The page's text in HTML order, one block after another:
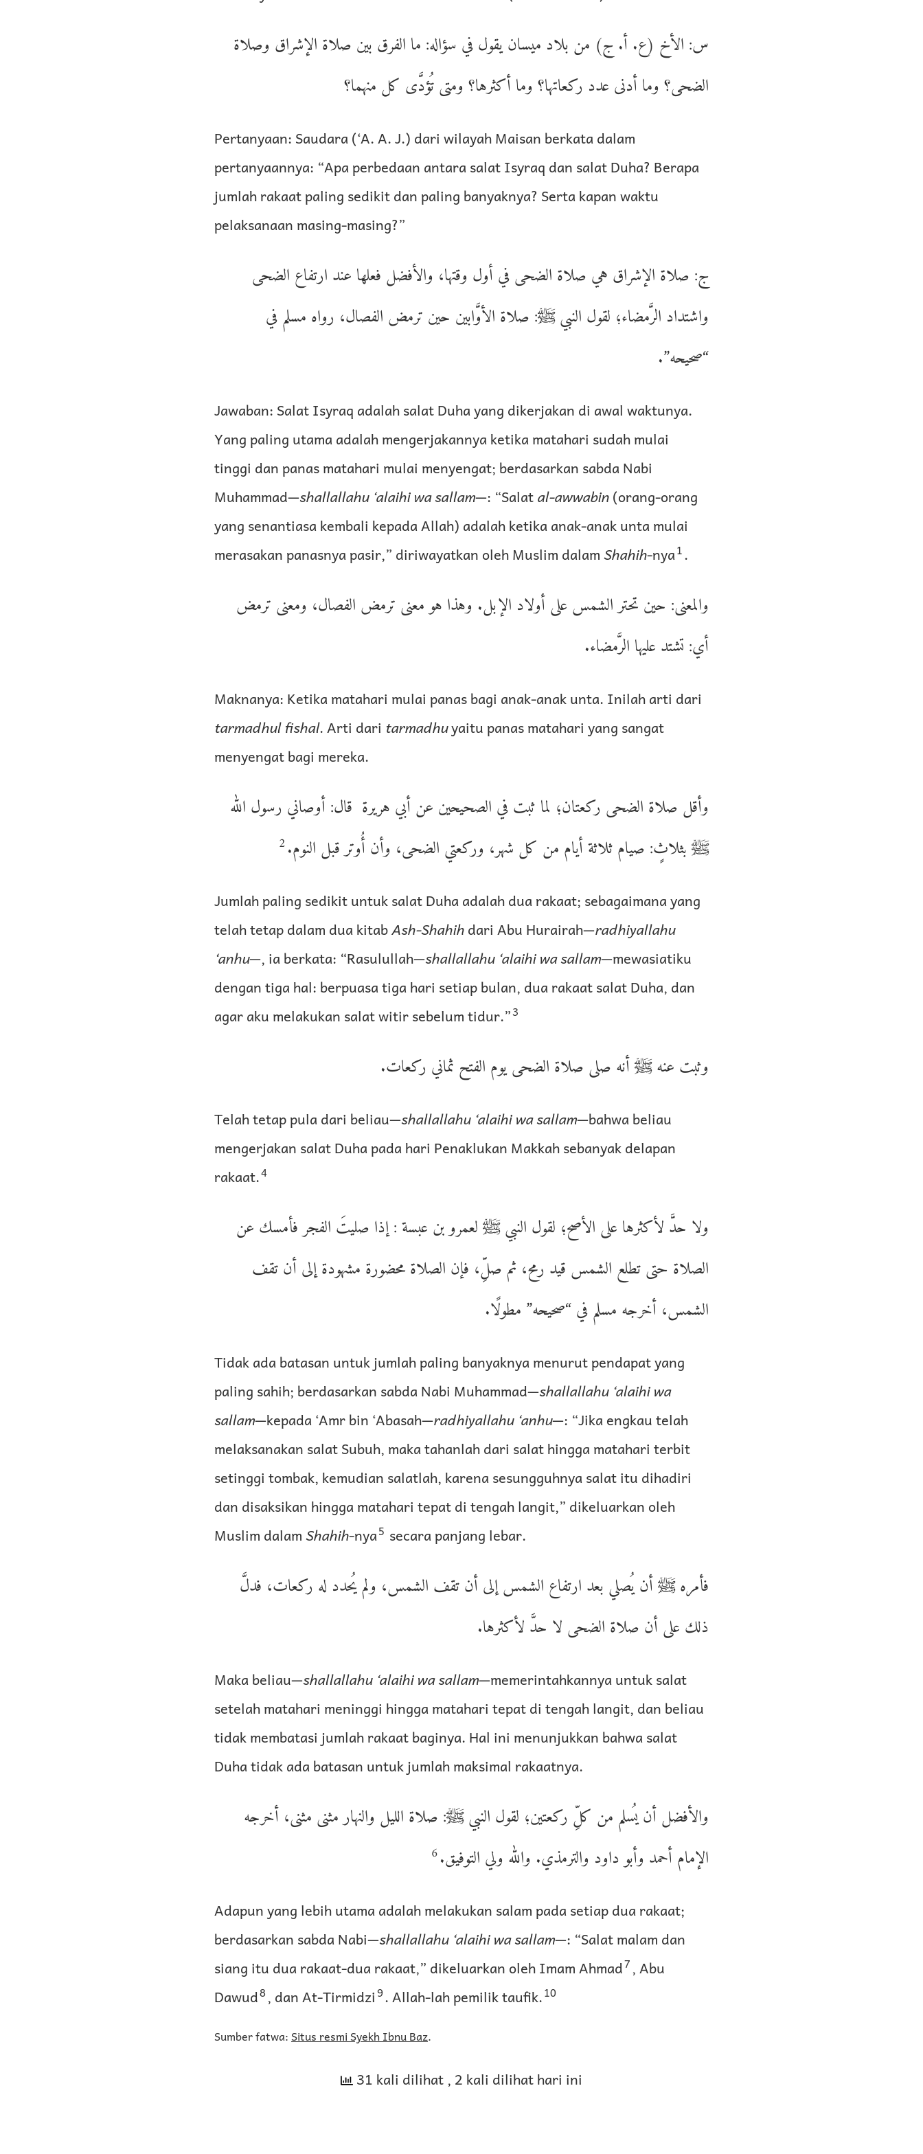
س: الأخ (ع. أ. ج) من بلاد ميسان يقول في سؤاله: ما الفرق بين صلاة الإشراق وصلاة
الضحى؟ وما أدنى عدد ركعاتها؟ وما أكثرها؟ ومتى تُؤدَّى كل منهما؟
Pertanyaan: Saudara (‘A. A. J.) dari wilayah Maisan berkata dalam
pertanyaannya: “Apa perbedaan antara salat Isyraq dan salat Duha? Berapa
jumlah rakaat paling sedikit dan paling banyaknya? Serta kapan waktu
pelaksanaan masing-masing?”
ج: صلاة الإشراق هي صلاة الضحى في أول وقتها، والأفضل فعلها عند ارتفاع الضحى
واشتداد الرَّمضاء؛ لقول النبي ﷺ: صلاة الأوَّابين حين ترمض الفصال، رواه مسلم في
“صحيحه”.
Jawaban: Salat Isyraq adalah salat Duha yang dikerjakan di awal waktunya.
Yang paling utama adalah mengerjakannya ketika matahari sudah mulai
tinggi dan panas matahari mulai menyengat; berdasarkan sabda Nabi
Muhammad—shallallahu ‘alaihi wa sallam—: “Salatal-awwabin(orang-orang
yang senantiasa kembali kepada Allah) adalah ketika anak-anak unta mulai
merasakan panasnya pasir,” diriwayatkan oleh Muslim dalam Shahih-nya1.
والمعنى: حين تحتر الشمس على أولاد الإبل. وهذا هو معنى ترمض الفصال، ومعنى ترمض
أي: تشتد عليها الرَّمضاء.
Maknanya: Ketika matahari mulai panas bagi anak-anak unta. Inilah arti dari
tarmadhul fishal. Arti dari tarmadhuyaitu panas matahari yang sangat
menyengat bagi mereka.
وأقل صلاة الضحى ركعتان؛ لما ثبت في الصحيحين عن أبي هريرة قال: أوصاني رسول الله
ﷺ بثلاثٍ: صيام ثلاثة أيام من كل شهر، وركعتي الضحى، وأن أُوتر قبل النوم.2
Jumlah paling sedikit untuk salat Duha adalah dua rakaat; sebagaimana yang
telah tetap dalam dua kitabAsh-Shahihdari Abu Hurairah—radhiyallahu
‘anhu—, ia berkata: “Rasulullah—shallallahu ‘alaihi wa sallam—mewasiatiku
dengan tiga hal: berpuasa tiga hari setiap bulan, dua rakaat salat Duha, dan
agar aku melakukan salat witir sebelum tidur.”3
وثبت عنه ﷺ أنه صلى صلاة الضحى يوم الفتح ثماني ركعات.
Telah tetap pula dari beliau—shallallahu ‘alaihi wa sallam—bahwa beliau
mengerjakan salat Duha pada hari Penaklukan Makkah sebanyak delapan
rakaat.4
ولا حدَّ لأكثرها على الأصح؛ لقول النبي ﷺ لعمرو بن عبسة : إذا صليتَ الفجر فأمسك عن
الصلاة حتى تطلع الشمس قيد رمح، ثم صلِّ، فإن الصلاة محضورة مشهودة إلى أن تقف
الشمس، أخرجه مسلم في “صحيحه” مطولًا.
Tidak ada batasan untuk jumlah paling banyaknya menurut pendapat yang
paling sahih; berdasarkan sabda Nabi Muhammad—shallallahu ‘alaihi wa
sallam—kepada ‘Amr bin ‘Abasah—radhiyallahu ‘anhu—: “Jika engkau telah
melaksanakan salat Subuh, maka tahanlah dari salat hingga matahari terbit
setinggi tombak, kemudian salatlah, karena sesungguhnya salat itu dihadiri
dan disaksikan hingga matahari tepat di tengah langit,” dikeluarkan oleh
Muslim dalam Shahih-nya5 secara panjang lebar.
فأمره ﷺ أن يُصلي بعد ارتفاع الشمس إلى أن تقف الشمس، ولم يُحدد له ركعات، فدلَّ
ذلك على أن صلاة الضحى لا حدَّ لأكثرها.
Maka beliau—shallallahu ‘alaihi wa sallam—memerintahkannya untuk salat
setelah matahari meninggi hingga matahari tepat di tengah langit, dan beliau
tidak membatasi jumlah rakaat baginya. Hal ini menunjukkan bahwa salat
Duha tidak ada batasan untuk jumlah maksimal rakaatnya.
والأفضل أن يُسلم من كلِّ ركعتين؛ لقول النبي ﷺ: صلاة الليل والنهار مثنى مثنى، أخرجه
الإمام أحمد وأبو داود والترمذي. والله ولي التوفيق.6
Adapun yang lebih utama adalah melakukan salam pada setiap dua rakaat;
berdasarkan sabda Nabi—shallallahu ‘alaihi wa sallam—: “Salat malam dan
siang itu dua rakaat-dua rakaat,” dikeluarkan oleh Imam Ahmad7, Abu
Dawud8, dan At-Tirmidzi9. Allah-lah pemilik taufik.10
Sumber fatwa:Situs resmi Syekh Ibnu Baz.
31 kali dilihat, 2 kali dilihat hari ini